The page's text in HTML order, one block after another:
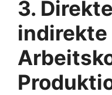
3.
indirekte